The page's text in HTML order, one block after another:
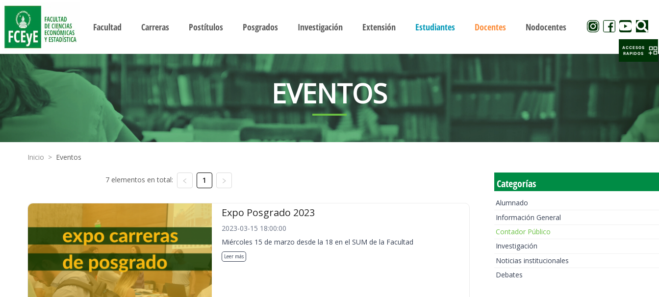
Facultad Carreras Postítulos Posgrados Investigación Extensión Estudiantes Docentes Nodocentes
EVENTOS
Inicio > Eventos
7 elementos en total: 1
Expo Posgrado 2023
2023-03-15 18:00:00
Miércoles 15 de marzo desde la 18 en el SUM de la Facultad
Leer más
Categorías
Alumnado
Información General
Contador Público
Investigación
Noticias institucionales
Debates
ACCESOS
RAPIDOS